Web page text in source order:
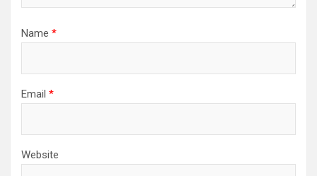
Name *
Email *
Website